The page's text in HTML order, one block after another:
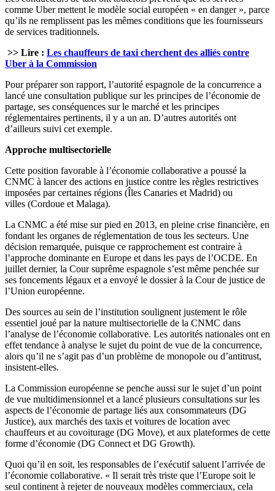
comme Uber mettent le modèle social européen « en danger », parce
qu’ils ne remplissent pas les mêmes conditions que les fournisseurs
de services traditionnels.
>> Lire : Les chauffeurs de taxi cherchent des alliés contre
Uber à la Commission
Pour préparer son rapport, l’autorité espagnole de la concurrence a
lancé une consultation publique sur les principes de l’économie de
partage, ses conséquences sur le marché et les principes
réglementaires pertinents, il y a un an. D’autres autorités ont
d’ailleurs suivi cet exemple.
Approche multisectorielle
Cette position favorable à l’économie collaborative a poussé la
CNMC à lancer des actions en justice contre les règles restrictives
imposées par certaines régions (Îles Canaries et Madrid) ou
villes (Cordoue et Malaga).
La CNMC a été mise sur pied en 2013, en pleine crise financière, en
fondant les organes de réglementation de tous les secteurs. Une
décision remarquée, puisque ce rapprochement est contraire à
l’approche dominante en Europe et dans les pays de l’OCDE. En
juillet dernier, la Cour suprême espagnole s’est même penchée sur
ses foncements légaux et a envoyé le dossier à la Cour de justice de
l’Union européenne.
Des sources au sein de l’institution soulignent justement le rôle
essentiel joué par la nature multisectorielle de la CNMC dans
l’analyse de l’économie collaborative. Les autorités nationales ont en
effet tendance à analyse le sujet du point de vue de la concurrence,
alors qu’il ne s’agit pas d’un problème de monopole ou d’antitrust,
insistent-elles.
La Commission européenne se penche aussi sur le sujet d’un point
de vue multidimensionnel et a lancé plusieurs consultations sur les
aspects de l’économie de partage liés aux consommateurs (DG
Justice), aux marchés des taxis et voitures de location avec
chauffeurs et au covoiturage (DG Move), et aux plateformes de cette
forme d’économie (DG Connect et DG Growth).
Quoi qu’il en soit, les responsables de l’exécutif saluent l’arrivée de
l’économie collaborative. « Il serait très triste que l’Europe soit le
seul continent à rejeter de nouveaux modèles commerciaux, cela